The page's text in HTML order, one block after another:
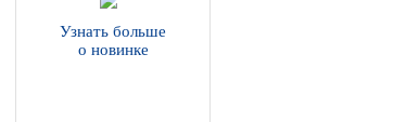
Узнать больше
о новинке